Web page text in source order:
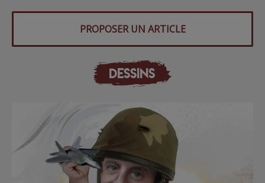
PROPOSER UN ARTICLE
DESSINS